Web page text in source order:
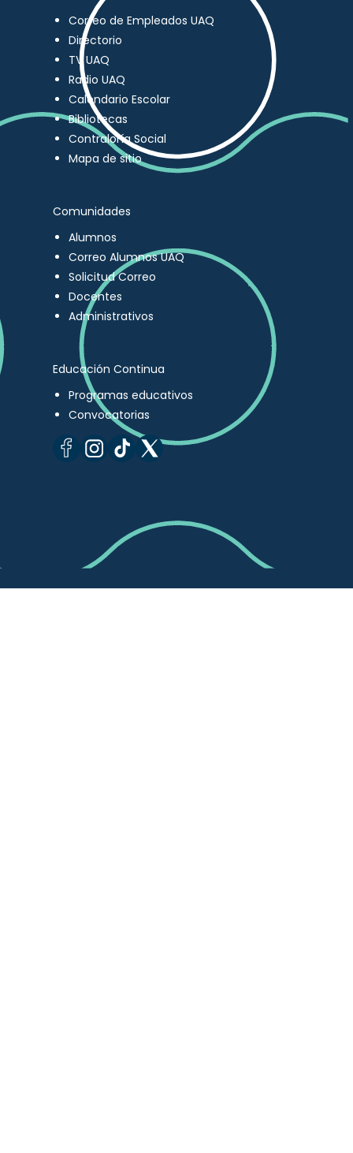
Correo de Empleados UAQ
Directorio
TV UAQ
Radio UAQ
Calendario Escolar
Bibliotecas
Contraloría Social
Mapa de sitio
Comunidades
Alumnos
Correo Alumnos UAQ
Solicitud Correo
Docentes
Administrativos
Educación Continua
Programas educativos
Convocatorias